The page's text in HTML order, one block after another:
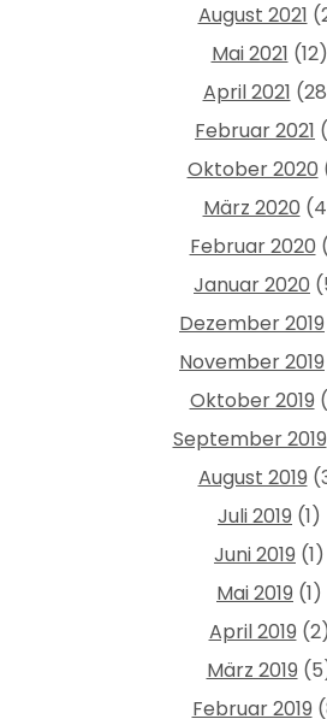
August 2021
Mai 2021 (12)
April 2021
Februar 2021
Oktober 2020
März 2020
Februar 2020
Januar 2020
Dezember 2019
November 2019
Oktober 2019
September 2019
August 2019
Juli 2019 (1)
Juni 2019 (1)
Mai 2019 (1)
April 2019 (2)
März 2019
Februar 2019